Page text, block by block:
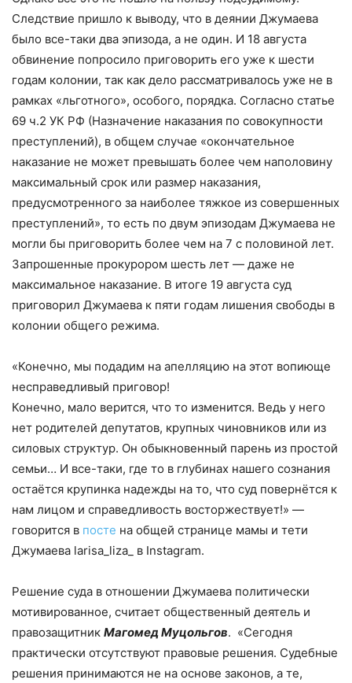
Следствие пришло к выводу, что в деянии Джумаева
было все-таки два эпизода, а не один. И 18 августа
обвинение попросило приговорить его уже к шести
годам колонии, так как дело рассматривалось уже не в
рамках «льготного», особого, порядка. Согласно статье
69 ч.2 УК РФ (Назначение наказания по совокупности
преступлений), в общем случае «окончательное
наказание не может превышать более чем наполовину
максимальный срок или размер наказания,
предусмотренного за наиболее тяжкое из совершенных
преступлений», то есть по двум эпизодам Джумаева не
могли бы приговорить более чем на 7 с половиной лет.
Запрошенные прокурором шесть лет — даже не
максимальное наказание. В итоге 19 августа суд
приговорил Джумаева к пяти годам лишения свободы в
колонии общего режима.
«Конечно, мы подадим на апелляцию на этот вопиюще
несправедливый приговор!
Конечно, мало верится, что то изменится. Ведь у него
нет родителей депутатов, крупных чиновников или из
силовых структур. Он обыкновенный парень из простой
семьи… И все-таки, где то в глубинах нашего сознания
остаётся крупинка надежды на то, что суд повернётся к
нам лицом и справедливость восторжествует!» —
говорится в посте на общей странице мамы и тети
Джумаева larisa_liza_ в Instagram.
Решение суда в отношении Джумаева политически
мотивированное, считает общественный деятель и
правозащитник Магомед Муцольгов. «Сегодня
практически отсутствуют правовые решения. Судебные
решения принимаются не на основе законов, а те,